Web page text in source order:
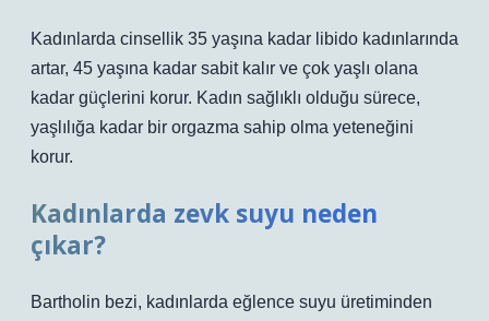
Kadınlarda cinsellik 35 yaşına kadar libido kadınlarında
artar, 45 yaşına kadar sabit kalır ve çok yaşlı olana
kadar güçlerini korur. Kadın sağlıklı olduğu sürece,
yaşlılığa kadar bir orgazma sahip olma yeteneğini
korur.
Kadınlarda zevk suyu neden
çıkar?
Bartholin bezi, kadınlarda eğlence suyu üretiminden